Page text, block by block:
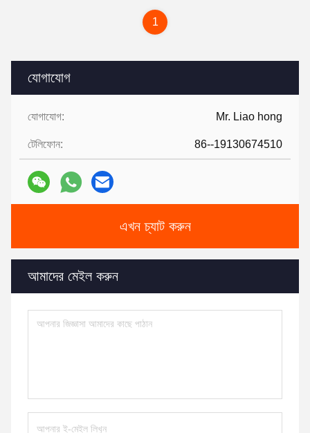
যোগাযোগ
যোগাযোগ: Mr. Liao hong
টেলিফোন: 86--19130674510
এখন চ্যাট করুন
আমাদের মেইল করুন
1